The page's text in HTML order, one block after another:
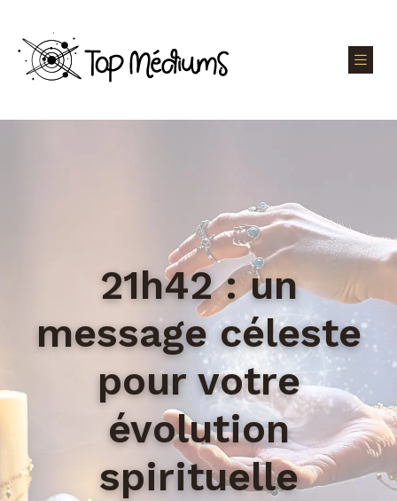
21h42 : un
message céleste
pour votre
évolution
spirituelle